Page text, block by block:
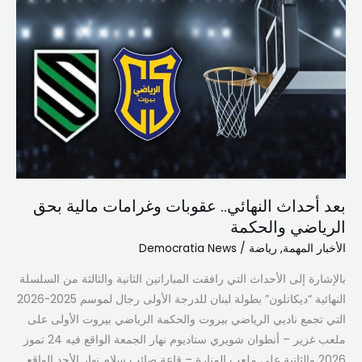
بعد أحداث النهائي.. عقوبات وغرامات مالية بحق
الرياضي والحكمة
الأخبار المهمة, رياضة /
Democratia News
بالإشارة إلى الأحداث التي رافقت المباراتين الثانية والثالثة من السلسلة
النهائية “ديكاتلون” بطولة لبنان للدرجة الأولى رجال لموسم 2025-2026
التي تجمع ناديي الرياضي بيروت والحكمة الرياضي بيروت الأولى على
ملعب غزير – أنطوان شويري ستاديوم نهار الجمعة الواقع فيه 24 تموز
أحداث
النهائي..
عقوبات
وغرامات
مالية
بحق